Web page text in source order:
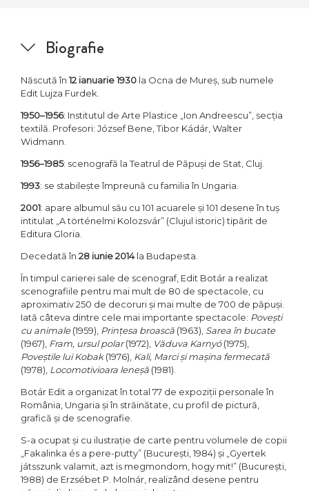
Biografie
Născută în 12 ianuarie 1930 la Ocna de Mureș, sub numele
Edit Lujza Furdek.
1950–1956: Institutul de Arte Plastice „Ion Andreescu”, secția
textilă. Profesori: József Bene, Tibor Kádár, Walter
Widmann.
1956–1985: scenografă la Teatrul de Păpuși de Stat, Cluj.
1993: se stabilește împreună cu familia în Ungaria.
2001: apare albumul său cu 101 acuarele și 101 desene în tuș
intitulat „A történelmi Kolozsvár” (Clujul istoric) tipărit de
Editura Gloria.
Decedată în 28 iunie 2014la Budapesta.
În timpul carierei sale de scenograf, Edit Botár a realizat
scenografiile pentru mai mult de 80 de spectacole, cu
aproximativ 250 de decoruri și mai multe de 700 de păpuși.
Iată câteva dintre cele mai importante spectacole: Povești
cu animale(1959), Prințesa broască (1963), Sarea în bucate
(1967), Fram, ursul polar(1972), Văduva Karnyó(1975),
Poveștile lui Kobak(1976), Kali, Marci și mașina fermecată
(1978), Locomotivioara leneșă (1981).
Botár Edit a organizat în total 77 de expoziții personale în
România, Ungaria și în străinătate, cu profil de pictură,
grafică și de scenografie.
S-a ocupat și cu ilustrație de carte pentru volumele de copii
„Fakalinka és a pere-putty” (București, 1984) și „Gyertek
játsszunk valamit, azt is megmondom, hogy mit!” (București,
1988) de Erzsébet P. Molnár, realizând desene pentru